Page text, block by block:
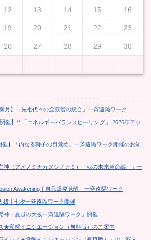
12 13 14 15 16
19 20 21 22 23
26 27 28 29 30
月】「先祖代々の全叡智の統合」一斉遠隔ワーク
催】** 「エネルギーバランスヒーリング」 2026年アッ
】「内なる獅子の目覚め」一斉遠隔ワーク開催のお知
神（アメノミナカヌシノカミ）―魂の未来革命編―」一
Awakening｜自己爆発覚醒」一斉遠隔ワーク
祓｜七夕一斉遠隔ワーク開催
神・夏越の大祓一斉遠隔ワーク」開催
★覚醒イニシエーション（無料版）のご案内